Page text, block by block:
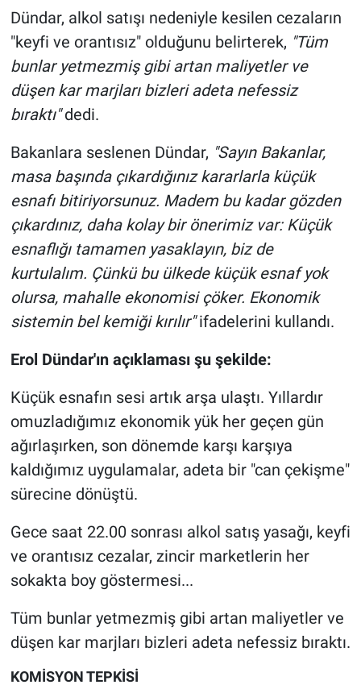
Dündar, alkol satışı nedeniyle kesilen cezaların
"keyfi ve orantısız" olduğunu belirterek, "Tüm
bunlar yetmezmiş gibi artan maliyetler ve
düşen kar marjları bizleri adeta nefessiz
bıraktı"dedi.
Bakanlara seslenen Dündar, "Sayın Bakanlar,
masa başında çıkardığınız kararlarla küçük
esnafı bitiriyorsunuz. Madem bu kadar gözden
çıkardınız, daha kolay bir önerimiz var: Küçük
esnaflığı tamamen yasaklayın, biz de
kurtulalım. Çünkü bu ülkede küçük esnaf yok
olursa, mahalle ekonomisi çöker. Ekonomik
sistemin bel kemiği kırılır"ifadelerini kullandı.
Erol Dündar'ın açıklaması şu şekilde:
Küçük esnafın sesi artık arşa ulaştı. Yıllardır
omuzladığımız ekonomik yük her geçen gün
ağırlaşırken, son dönemde karşı karşıya
kaldığımız uygulamalar, adeta bir "can çekişme"
sürecine dönüştü.
Gece saat 22.00 sonrası alkol satış yasağı, keyfi
ve orantısız cezalar, zincir marketlerin her
sokakta boy göstermesi...
Tüm bunlar yetmezmiş gibi artan maliyetler ve
düşen kar marjları bizleri adeta nefessiz bıraktı.
KOMİSYON TEPKİSİ
Programlar
Sağlık
Spor
Teknoloji
Türkiye'nin Geleceği
Türkiye'nin Gündemi
Yerel Gündem
Yerel Yaşam
Canlı Yayın